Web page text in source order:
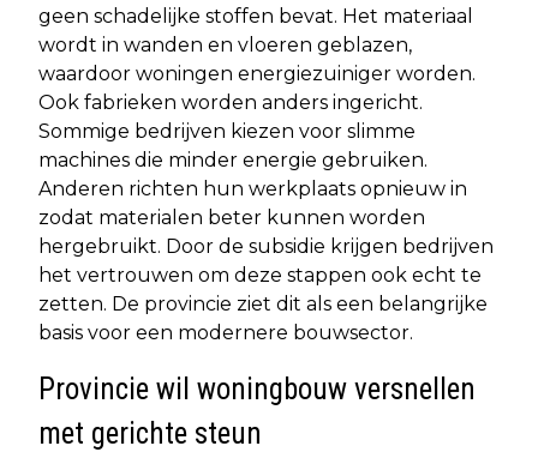
geen schadelijke stoffen bevat. Het materiaal
wordt in wanden en vloeren geblazen,
waardoor woningen energiezuiniger worden.
Ook fabrieken worden anders ingericht.
Sommige bedrijven kiezen voor slimme
machines die minder energie gebruiken.
Anderen richten hun werkplaats opnieuw in
zodat materialen beter kunnen worden
hergebruikt. Door de subsidie krijgen bedrijven
het vertrouwen om deze stappen ook echt te
zetten. De provincie ziet dit als een belangrijke
basis voor een modernere bouwsector.
Provincie wil woningbouw versnellen
met gerichte steun